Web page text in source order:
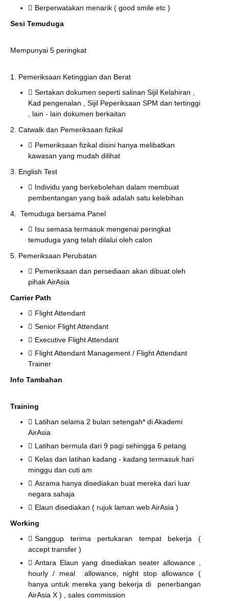
Berperwatakan menarik ( good smile etc )
Sesi Temuduga
Mempunyai 5 peringkat
1. Pemeriksaan Ketinggian dan Berat
Sertakan dokumen seperti salinan Sijil Kelahiran ,
Kad pengenalan , Sijil Peperiksaan SPM dan tertinggi
, lain - lain dokumen berkaitan
2. Catwalk dan Pemeriksaan fizikal
Pemeriksaan fizikal disini hanya melibatkan
kawasan yang mudah dilihat
3. English Test
Individu yang berkebolehan dalam membuat
pembentangan yang baik adalah satu kelebihan
4. Temuduga bersama Panel
Isu semasa termasuk mengenai peringkat
temuduga yang telah dilalui oleh calon
5. Pemeriksaan Perubatan
Pemeriksaan dan persediaan akan dibuat oleh
pihak AirAsia
Carrier Path
Flight Attendant
Senior Flight Attendant
Executive Flight Attendant
Flight Attendant Management / Flight Attendant
Trainer
Info Tambahan
Training
Latihan selama 2 bulan setengah* di Akademi
AirAsia
Latihan bermula dari 9 pagi sehingga 6 petang
Kelas dan latihan kadang - kadang termasuk hari
minggu dan cuti am
Asrama hanya disediakan buat mereka dari luar
negara sahaja
Elaun disediakan ( rujuk laman web AirAsia )
Working
Sanggup terima pertukaran tempat bekerja (
accept transfer )
Antara Elaun yang disediakan seater allowance ,
hourly / meal allowance, night stop allowance (
hanya untuk mereka yang bekerja di penerbangan
AirAsia X ) , sales commission